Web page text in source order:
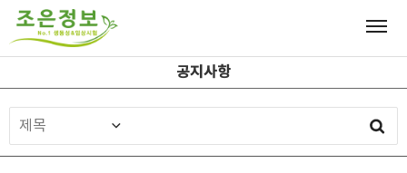
공지사항